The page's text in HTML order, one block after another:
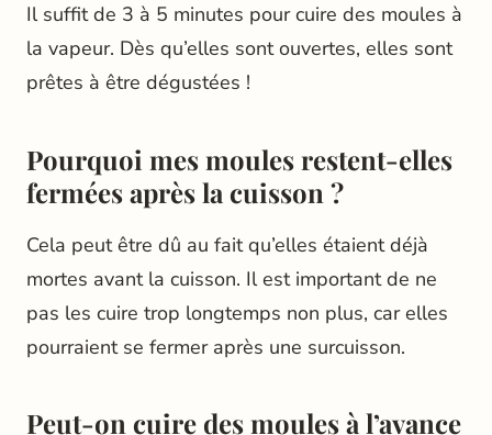
Il suffit de 3 à 5 minutes pour cuire des moules à
la vapeur. Dès qu’elles sont ouvertes, elles sont
prêtes à être dégustées !
Pourquoi mes moules restent-elles
fermées après la cuisson ?
Cela peut être dû au fait qu’elles étaient déjà
mortes avant la cuisson. Il est important de ne
pas les cuire trop longtemps non plus, car elles
pourraient se fermer après une surcuisson.
Peut-on cuire des moules à l’avance